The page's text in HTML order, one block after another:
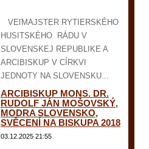
VEľMAJSTER RYTIERSKÉHO
HUSITSKÉHO RÁDU V
SLOVENSKEJ REPUBLIKE A
ARCIBISKUP V CÍRKVI
JEDNOTY NA SLOVENSKU...
ARCIBISKUP MONS. DR.
RUDOLF JÁN MOŠOVSKÝ,
MODRA SLOVENSKO,
SVĚCENÍ NA BISKUPA 2018
03.12.2025 21:55